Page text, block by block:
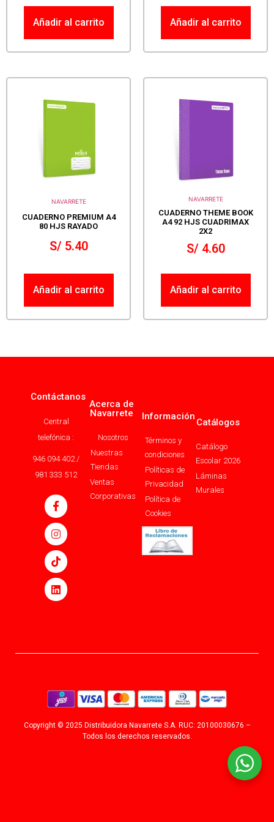
Añadir al carrito Añadir al carrito
NAVARRETE
CUADERNO PREMIUM A4
80 HJS RAYADO
S/5.40
Añadir al carrito
NAVARRETE
CUADERNO THEME BOOK
A4 92 HJS CUADRIMAX
2X2
S/4.60
Añadir al carrito
Contáctanos
Central
telefónica :
946 094 402 /
981 333 512
Acerca de
Navarrete
Nosotros
Nuestras
Tiendas
Ventas
Corporativas
Información
Términos y
condiciones
Políticas de
Privacidad
Política de
Cookies
Catálogos
Catálogo
Escolar 2026
Láminas
Murales
Copyright © 2025 Distribuidora Navarrete S.A. RUC: 20100030676 –
Todos los derechos reservados.